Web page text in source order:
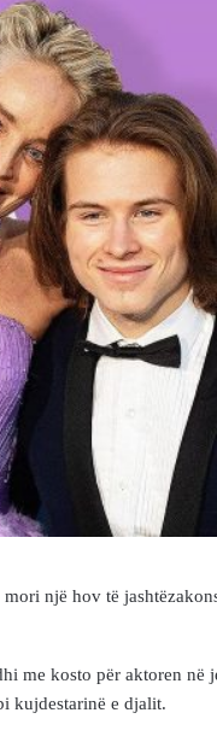
një hov të
me kosto për aktoren
kujdestarinë e djalit.